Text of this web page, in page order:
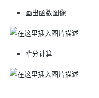
画出函数图像
辈分计算